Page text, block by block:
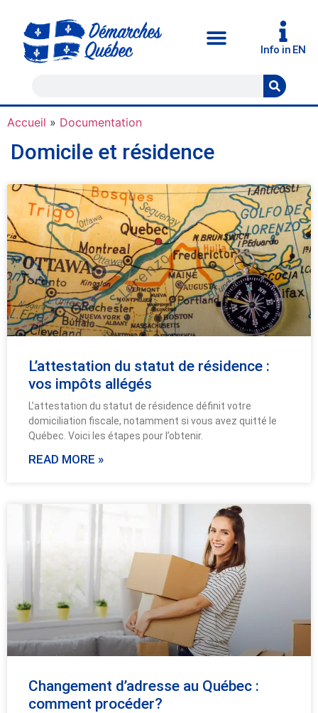
Info in EN
Accueil » Documentation
Domicile et résidence
L’attestation du statut de résidence :
vos impôts allégés
L’attestation du statut de résidence définit votre
domiciliation fiscale, notamment si vous avez quitté le
Québec. Voici les étapes pour l’obtenir.
READ MORE »
Changement d’adresse au Québec :
comment procéder?